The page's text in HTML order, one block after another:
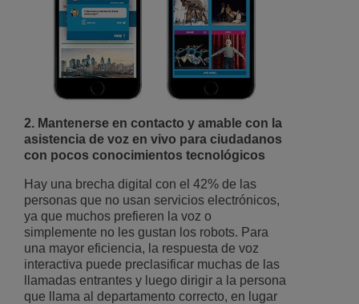
2. Mantenerse en contacto y amable con la
asistencia de voz en vivo para ciudadanos
con pocos conocimientos tecnológicos
Hay una brecha digital con el 42% de las
personas que no usan servicios electrónicos,
ya que muchos prefieren la voz o
simplemente no les gustan los robots. Para
una mayor eficiencia, la respuesta de voz
interactiva puede preclasificar muchas de las
llamadas entrantes y luego dirigir a la persona
que llama al departamento correcto, en lugar